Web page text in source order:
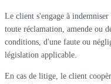
Le client s'engage à
toute réclamation, amende ou
conditions, d'une faute ou
législation applicable.
En cas de litige, le client